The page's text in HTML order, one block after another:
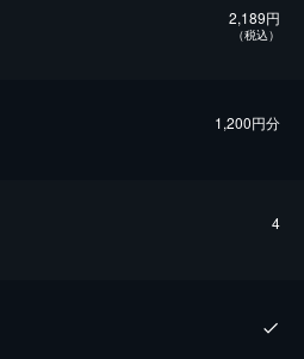
2,189円
（税込）
1,200円分
4